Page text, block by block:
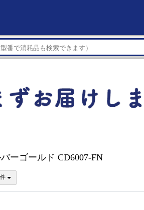
ーゴールド CD6007-FN